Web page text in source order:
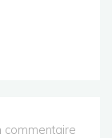
commentaire